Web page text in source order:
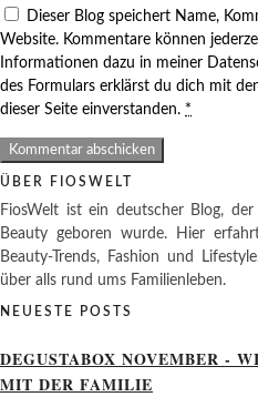
Dieser Blog speichert Name,
Website. Kommentare können
Informationen dazu in meiner
des Formulars erklärst du dich mit
dieser Seite einverstanden. *
ÜBER FIOSWELT
FiosWelt ist ein deutscher Blog,
Beauty geboren wurde. Hier
Beauty-Trends, Fashion und
über alls rund ums Familienleben.
NEUESTE POSTS
DEGUSTABOX NOVEMBER -
MIT DER FAMILIE